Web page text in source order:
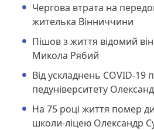
Чергова втрата на
жителька Вінниччини
Пішов з життя відомий
Микола Рябий
Від ускладнень COVID-19
педуніверситету
На 75 році життя помер
школи-ліцею Олександр